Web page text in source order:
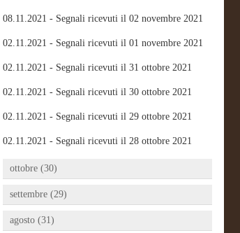
08.11.2021 - Segnali ricevuti il 02 novembre 2021
02.11.2021 - Segnali ricevuti il 01 novembre 2021
02.11.2021 - Segnali ricevuti il 31 ottobre 2021
02.11.2021 - Segnali ricevuti il 30 ottobre 2021
02.11.2021 - Segnali ricevuti il 29 ottobre 2021
02.11.2021 - Segnali ricevuti il 28 ottobre 2021
ottobre (30)
settembre (29)
agosto (31)